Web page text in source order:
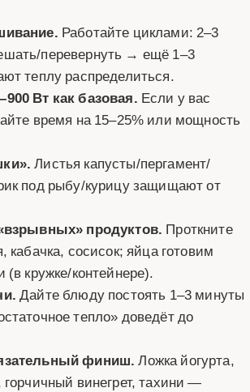
Работайте циклами: 2–3
перевернуть → ещё 1–3
теплу распределиться.
Вт как базовая. Если у вас
время на 15–25% или мощность
Листья капусты/пергамент/
под рыбу/курицу защищают от
продуктов. Проткните
кабачка, сосисок; яйца готовим
кружке/контейнере).
Дайте блюду постоять 1–3 минуты
тепло» доведёт до
финиш. Ложка йогурта,
винегрет, тахини —